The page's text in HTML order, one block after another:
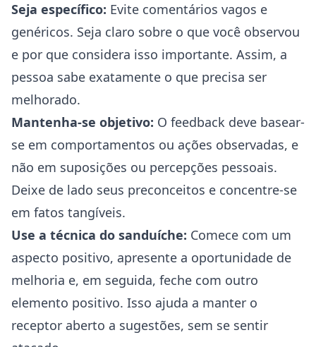
Seja específico: Evite comentários vagos e
genéricos. Seja claro sobre o que você observou
e por que considera isso importante. Assim, a
pessoa sabe exatamente o que precisa ser
melhorado.
Mantenha-se objetivo: O feedback deve basear-
se em comportamentos ou ações observadas, e
não em suposições ou percepções pessoais.
Deixe de lado seus preconceitos e concentre-se
em fatos tangíveis.
Use a técnica do sanduíche: Comece com um
aspecto positivo, apresente a oportunidade de
melhoria e, em seguida, feche com outro
elemento positivo. Isso ajuda a manter o
receptor aberto a sugestões, sem se sentir